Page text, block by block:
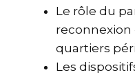
Le rôle du
quartiers
Les